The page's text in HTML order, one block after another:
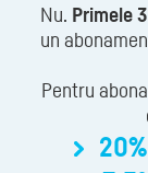
Nu. Primele
un
Pentru
20%